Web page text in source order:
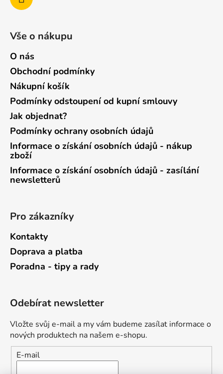
Vše o nákupu
O nás
Obchodní podmínky
Nákupní košík
Podmínky odstoupení od kupní smlouvy
Jak objednat?
Podmínky ochrany osobních údajů
Informace o získání osobních údajů - nákup
zboží
Informace o získání osobních údajů - zasílání
newsletterů
Pro zákazníky
Kontakty
Doprava a platba
Poradna - tipy a rady
Odebírat newsletter
Vložte svůj e-mail a my vám budeme zasílat informace o
nových produktech na našem e-shopu.
E-mail